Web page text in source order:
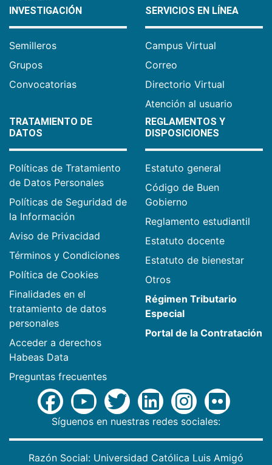
INVESTIGACIÓN
Semilleros
Grupos
Convocatorias
SERVICIOS EN LÍNEA
Campus Virtual
Correo
Directorio Virtual
Atención al usuario
TRATAMIENTO DE
DATOS
Políticas de Tratamiento
de Datos Personales
Políticas de Seguridad de
la Información
Aviso de Privacidad
Términos y Condiciones
Política de Cookies
Finalidades en el
tratamiento de datos
personales
Acceder a derechos
Habeas Data
Preguntas frecuentes
REGLAMENTOS Y
DISPOSICIONES
Estatuto general
Código de Buen
Gobierno
Reglamento estudiantil
Estatuto docente
Estatuto de bienestar
Otros
Régimen Tributario
Especial
Portal de la Contratación
Síguenos en nuestras redes sociales:
Razón Social: Universidad Católica Luis Amigó